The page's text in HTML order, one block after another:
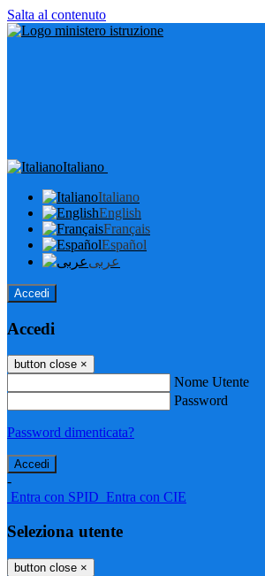
Salta al contenuto
Italiano
Italiano
English
Français
Español
عربى
Accedi
Accedi
button close ×
Nome Utente
Password
Password dimenticata?
-
Entra con SPID Entra con CIE
Seleziona utente
button close ×